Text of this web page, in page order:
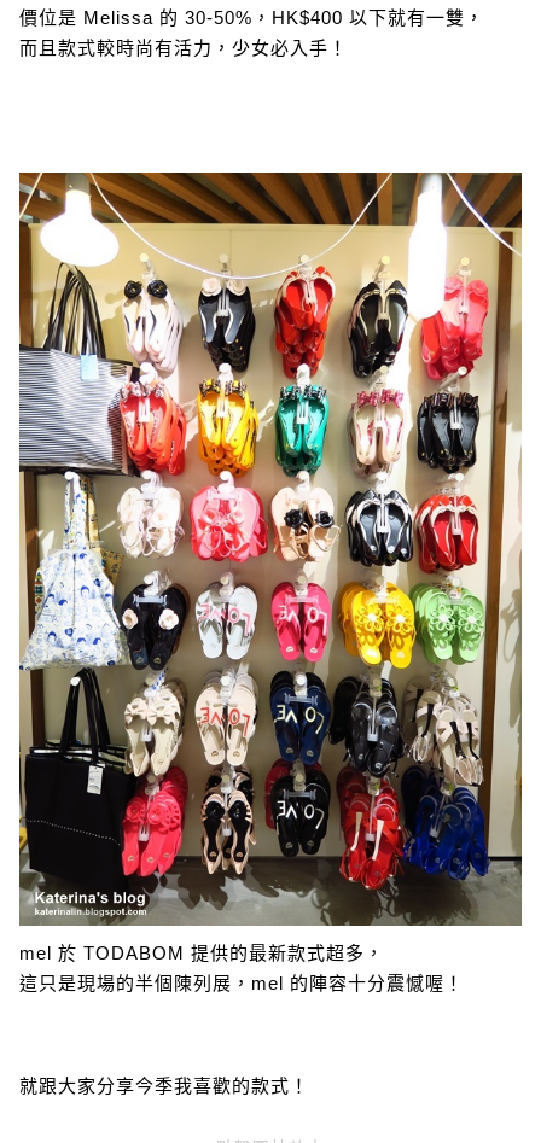
價位是 Melissa 的 30-50%，HK$400 以下就有一雙，
而且款式較時尚有活力，少女必入手！
mel 於 TODABOM 提供的最新款式超多，
這只是現場的半個陳列展，mel 的陣容十分震憾喔！
就跟大家分享今季我喜歡的款式！